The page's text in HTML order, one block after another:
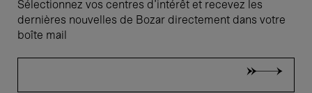
Sélectionnez vos centres d'intérêt et recevez les
dernières nouvelles de Bozar directement dans votre
boîte mail